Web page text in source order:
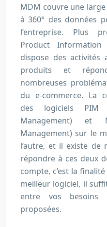
MDM couvre une
à 360° des données
l’entreprise. Plus
Product
dispose des activités
produits et
nombreuses
du e-commerce. La
des logiciels PIM
Management) et
Management) sur le
l’autre, et il existe de
répondre à ces deux
compte, c’est la
meilleur logiciel, il
entre vos besoins
proposées.